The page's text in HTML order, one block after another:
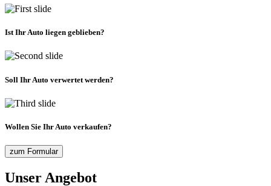
Ist Ihr Auto liegen geblieben?
Soll Ihr Auto verwertet werden?
Wollen Sie Ihr Auto verkaufen?
zum Formular
Unser Angebot